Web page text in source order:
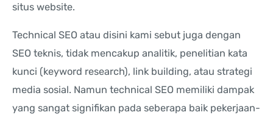
situs website.
Technical SEO atau disini kami sebut juga dengan
SEO teknis, tidak mencakup analitik, penelitian kata
kunci (keyword research), link building, atau strategi
media sosial. Namun technical SEO memiliki dampak
yang sangat signifikan pada seberapa baik pekerjaan-